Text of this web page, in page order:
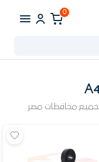
0
محافظات مصر